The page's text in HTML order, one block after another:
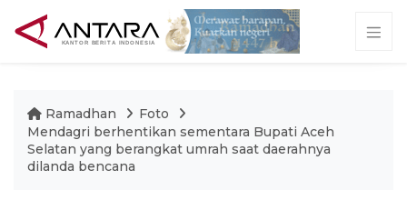
Ramadhan
Foto
Mendagri berhentikan sementara Bupati Aceh
Selatan yang berangkat umrah saat daerahnya
dilanda bencana